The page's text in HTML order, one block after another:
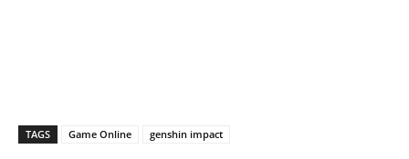
TAGS Game Online genshin impact